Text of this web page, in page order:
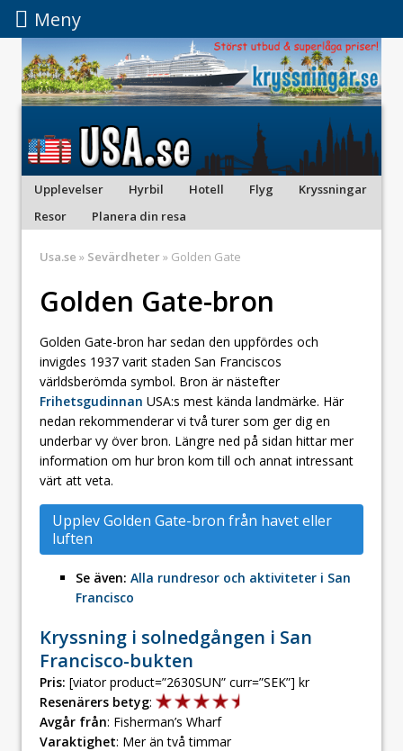
Upplevelser Hyrbil Hotell Flyg
Kryssningar
Resor
Planera din resa
Meny
Usa.se » Sevärdheter » Golden Gate
Golden Gate-bron
Golden Gate-bron har sedan den uppfördes och
invigdes 1937 varit staden San Franciscos
världsberömda symbol. Bron är nästefter
Frihetsgudinnan USA:s mest kända landmärke. Här
nedan rekommenderar vi två turer som ger dig en
underbar vy över bron. Längre ned på sidan hittar mer
information om hur bron kom till och annat intressant
värt att veta.
Upplev Golden Gate-bron från havet eller
luften
Se även: Alla rundresor och aktiviteter i San
Francisco
Kryssning i solnedgången i San
Francisco-bukten
Pris: [viator product=”2630SUN” curr=”SEK”] kr
Resenärers betyg:
Avgår från: Fisherman’s Wharf
Varaktighet: Mer än två timmar
Meny